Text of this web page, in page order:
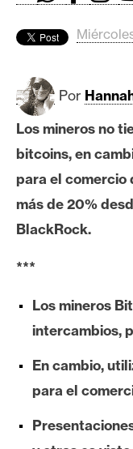
i
c
o
i
n
e
r
u
m
Por
Los mineros no
bitcoins, en
para el comercio
más de 20%
BlackRock.
***
Los mineros
intercambios,
En cambio,
para el